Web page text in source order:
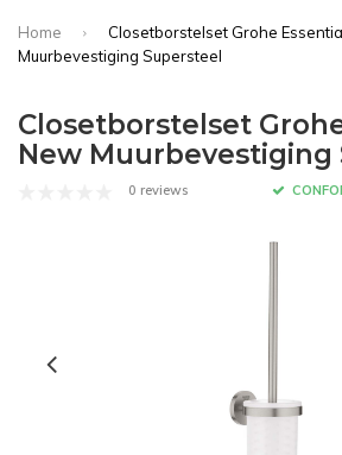
Home
Closetborstelset Grohe
Muurbevestiging Supersteel
Closetborstelset
New Muurbevestiging
0 reviews